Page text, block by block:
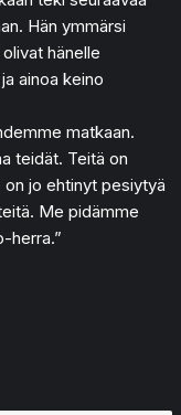
Hän ymmärsi
hänelle
ainoa keino
matkaan.
teidät. Teitä on
jo ehtinyt pesiytyä
Me pidämme
herra.”